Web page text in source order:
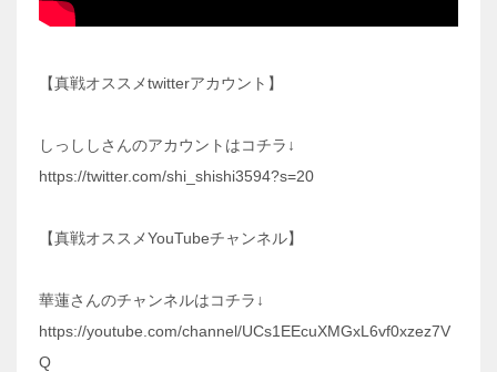
【真戦オススメtwitterアカウント】
しっししさんのアカウントはコチラ↓
https://twitter.com/shi_shishi3594?s=20
【真戦オススメYouTubeチャンネル】
華蓮さんのチャンネルはコチラ↓
https://youtube.com/channel/UCs1EEcuXMGxL6vf0xzez7V
Q